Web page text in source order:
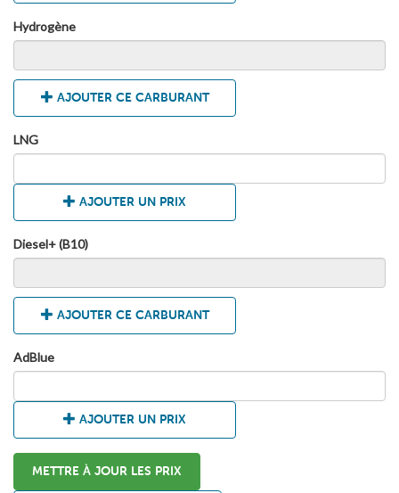
Hydrogène
AJOUTER CE CARBURANT
LNG
AJOUTER UN PRIX
Diesel+ (B10)
AJOUTER CE CARBURANT
AdBlue
AJOUTER UN PRIX
METTRE À JOUR LES PRIX